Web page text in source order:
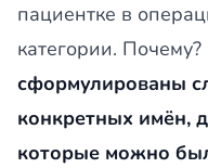
пациентке в
категории. Почему?
сформулированы
конкретных имён,
которые можно